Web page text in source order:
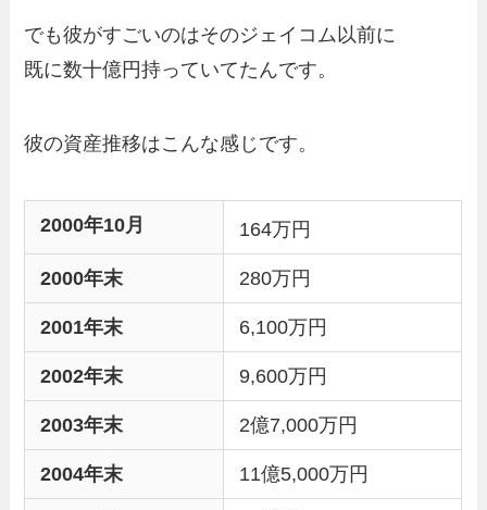
でも彼がすごいのはそのジェイコム以前に
既に数十億円持っていてたんです。
彼の資産推移はこんな感じです。
2000年10月 164万円
2000年末 280万円
2001年末 6,100万円
2002年末 9,600万円
2003年末 2億7,000万円
2004年末 11億5,000万円